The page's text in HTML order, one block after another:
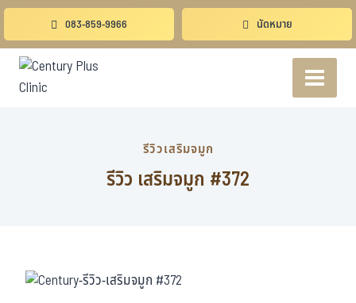
083-859-9966 นัดหมาย
รีวิวเสริมจมูก
รีวิว เสริมจมูก #372